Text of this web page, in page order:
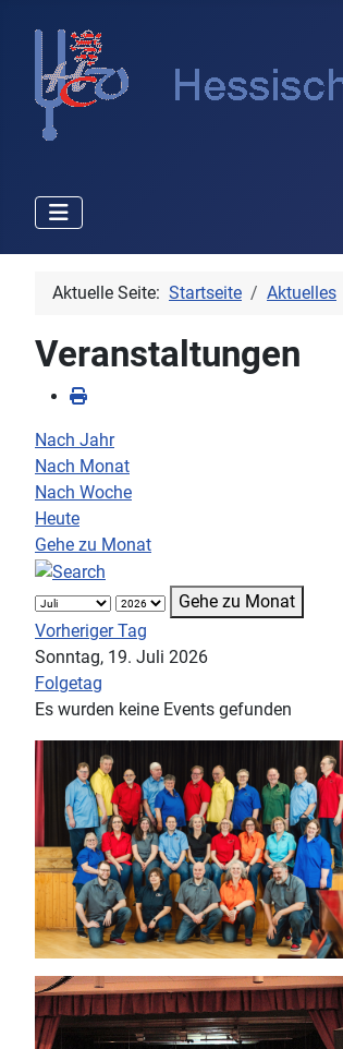
Aktuelle Seite: Startseite Aktuelles
Veranstaltungen
Nach Jahr
Nach Monat
Nach Woche
Heute
Gehe zu Monat
Gehe zu Monat
Vorheriger Tag
Sonntag, 19. Juli 2026
Folgetag
Es wurden keine Events gefunden